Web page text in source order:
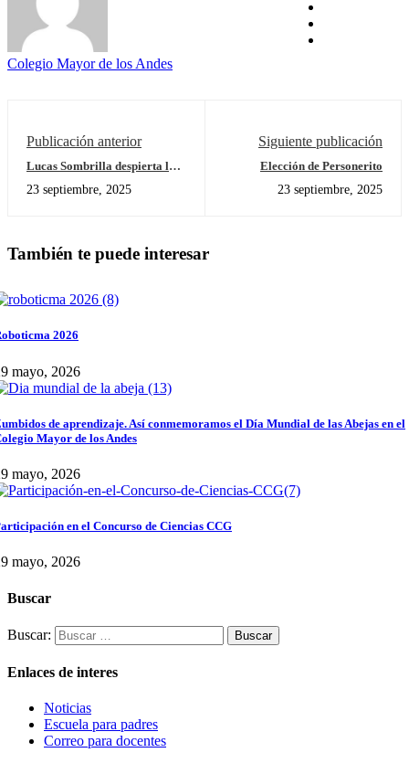
Colegio Mayor de los Andes
Publicación anterior
Lucas Sombrilla despierta la
compartido
23 septiembre, 2025
Siguiente publicación
Elección de Personerito
23 septiembre, 2025
También te puede interesar
2026
mayo, 2026
de aprendizaje. Así conmemoramos el Día Mundial de las Abejas en el
Mayor de los Andes
mayo, 2026
en el Concurso de Ciencias CCG
mayo, 2026
Buscar
Buscar:
Enlaces de interes
Noticias
Escuela para padres
Correo para docentes